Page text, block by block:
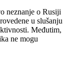
neznanje o Rusiji
u slušanju
Međutim,
ne mogu